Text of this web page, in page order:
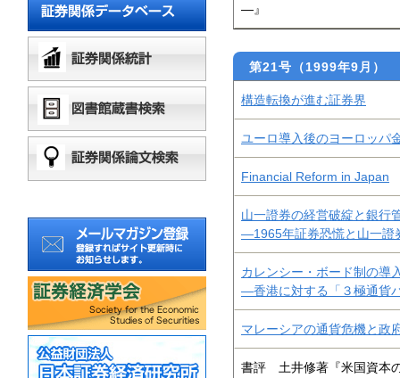
―』
第21号（1999年9月）
構造転換が進む証券界
ユーロ導入後のヨーロッパ
Financial Reform in Japan
山一證券の経営破綻と銀行
―1965年証券恐慌と山一
カレンシー・ボード制の導
―香港に対する「３極通貨
マレーシアの通貨危機と政
書評 土井修著『米国資本